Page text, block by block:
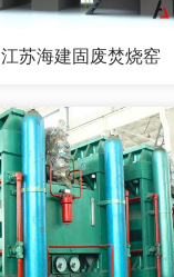
江苏海建固废焚烧窑